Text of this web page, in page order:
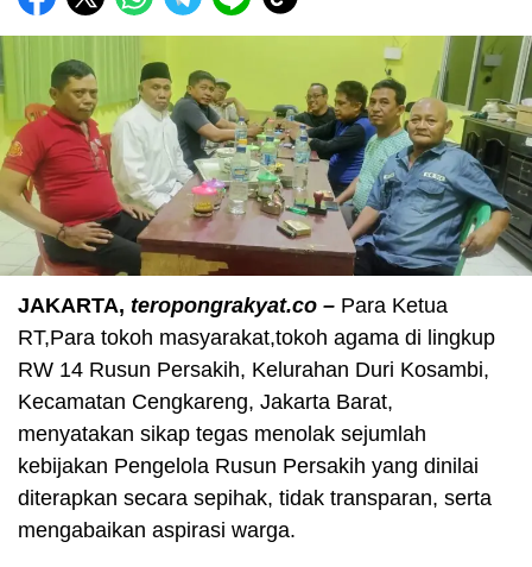
JAKARTA, teropongrakyat.co – Para Ketua
RT,Para tokoh masyarakat,tokoh agama di lingkup
RW 14 Rusun Persakih, Kelurahan Duri Kosambi,
Kecamatan Cengkareng, Jakarta Barat,
menyatakan sikap tegas menolak sejumlah
kebijakan Pengelola Rusun Persakih yang dinilai
diterapkan secara sepihak, tidak transparan, serta
mengabaikan aspirasi warga.